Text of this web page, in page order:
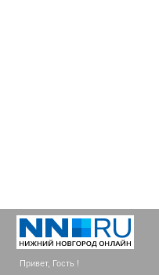
Привет, Гость !